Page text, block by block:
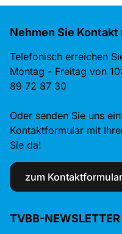
Nehmen Sie Kontakt
Telefonisch erreichen
Montag - Freitag von
89 72 87 30
Oder senden Sie uns
Kontaktformular mit
Sie da!
zum Kontaktformular
TVBB-NEWSLETTER